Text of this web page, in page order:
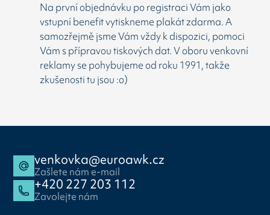
Na první objednávku po registraci Vám jako
vstupní benefit vytiskneme plakát zdarma. A
samozřejmě jsme Vám vždy k dispozici, pomoci
Vám s přípravou tiskových dat. V oboru venkovní
reklamy se pohybujeme od roku 1991, takže
zkušenosti tu jsou :o)
venkovka@euroawk.cz
Zašlete nám e-mail
+420 227 203 112
Zavolejte nám